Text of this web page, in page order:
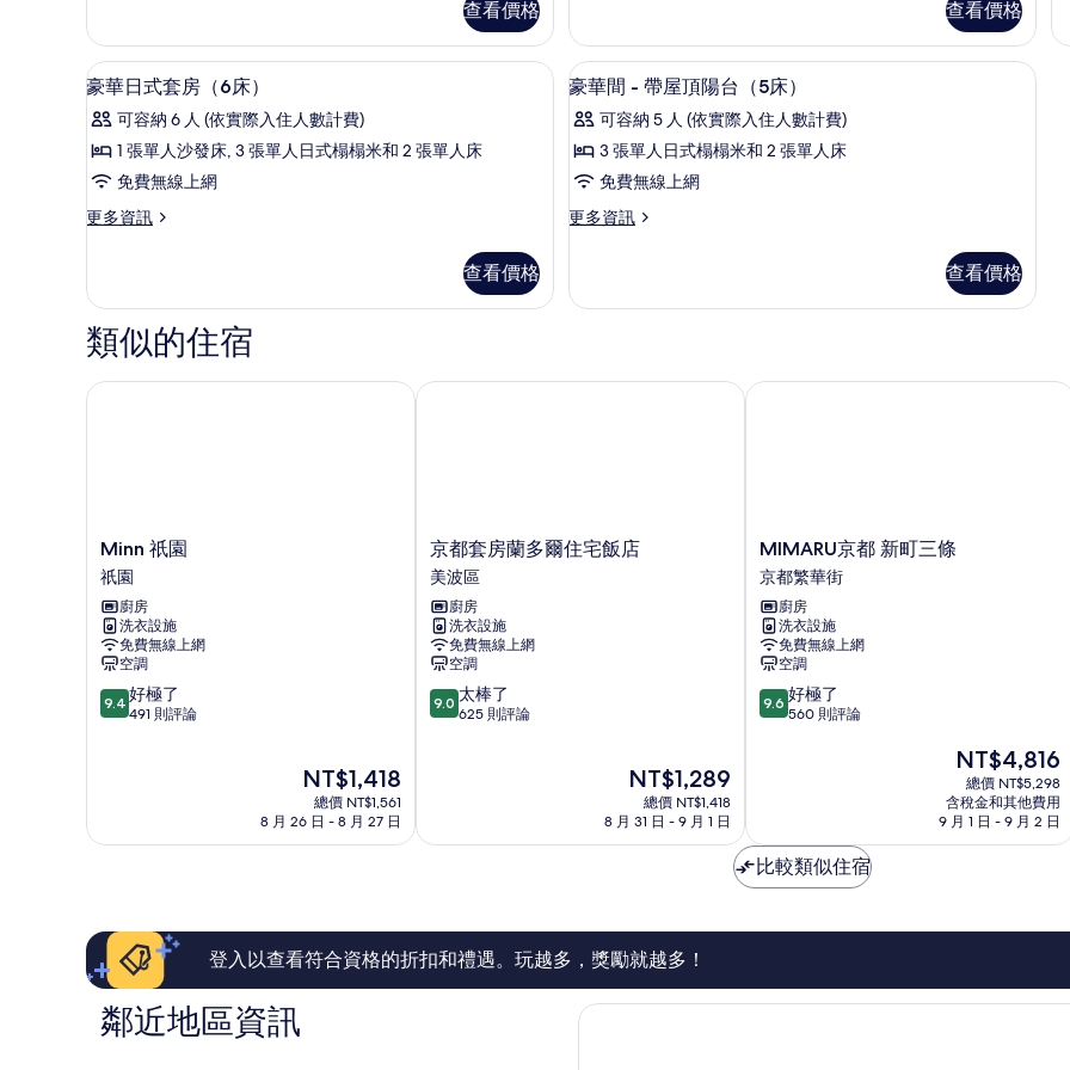
詳
房
(3
Beds)
的
所
有
相
客
房,
非
煙
房
Beds)
的
詳
查看價格
房,
露
台
(3
Beds,
Sauna
21:30-
23:00)
所
片
房,
非
吸
煙
房,
台
(3
Sauna
詳
查看價格
所
顯
示
豪
華
式
房
（6
床）
的
1 間臥室、遮光布/窗簾、隔音、免費無線上網
13
豪華日式套房（6床）
可容納 6 人 (依實際入住人數計費)
1 張單人沙發床, 3 張單人日式榻榻米和 2 張單人床
免費無線上網
更多資訊
更
日
式
套
房
（6
查看價格
顯
示
豪
華
-
屋
台
有
相
1 間臥室、遮光布/窗簾、隔音、免費無
15
豪華間 - 帶屋頂陽台（5床）
可容納 5 人 (依實際入住人數計費)
3 張單人日式榻榻米和 2 張單人床
免費無線上網
更多資訊
更
間
頂
情
查看價格
類似的住宿
Minn
祇
園
祇
園
Minn 祇園
祇園
廚房
洗衣設施
免費無線上網
空調
9.4
分，
極
評
論
9.4 好極了
491 則評論
現
在
價
NT$1,418
總價 NT$1,561
8 月 26 日 - 8 月 27 日
Minn 祇園
京
都
套
房
蘭
多
爾
住
宅
京都套房蘭多爾住宅飯店
美波區
廚房
洗衣設施
免費無線上網
空調
9.0
分，
棒
評
論
9.0 太棒了
625 則評論
現
價
NT$1,289
總價 NT$1,418
8 月 31 日 - 9 月 1 日
京都套房蘭多爾住宅飯店
MIMARU
京
都
新
町
三
條
京
都
MIMARU京都 新町三條
京都繁華街
廚房
洗衣設施
免費無線上網
空調
9.6
分，
極
了，
560
評
9.6 好極了
560 則評論
現
在
價
格
為
NT$4,816
總價 NT$5,298
含稅金和其他費用
9 月 1 日 - 9 月 2 日
MIMARU京都 新町三條
比較類似住宿
登入以查看符合資格的折扣和禮遇。玩越多，獎勵就越多！
鄰近地區資訊